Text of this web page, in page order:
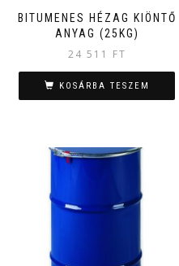
BITUMENES HÉZAG KIÖNTŐ
ANYAG (25KG)
24 511 FT
KOSÁRBA TESZEM